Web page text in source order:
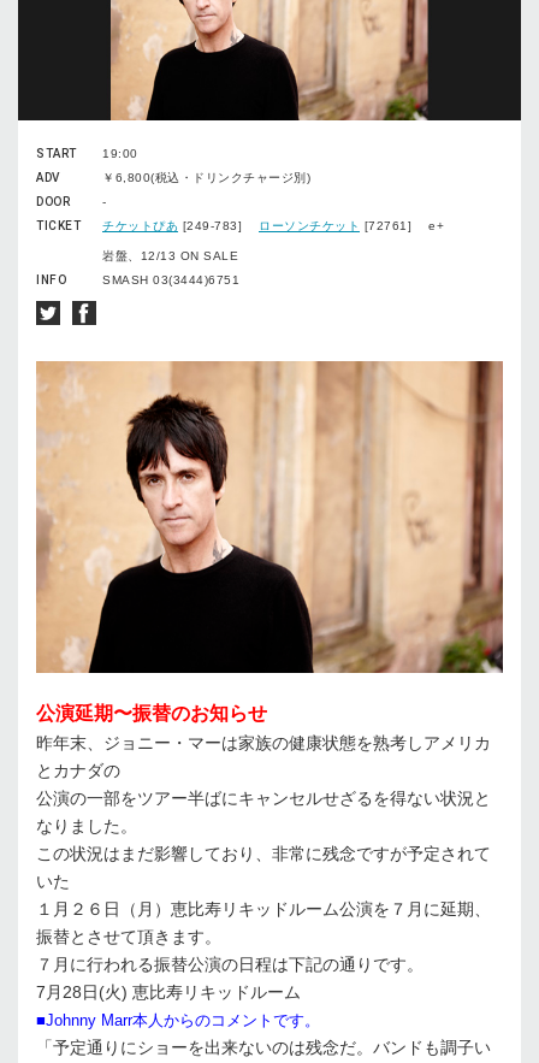
START
19:00
ADV
￥6,800(税込・ドリンクチャージ別)
DOOR
-
TICKET
チケットぴあ [249-783] ローソンチケット [72761] e+
岩盤、12/13 ON SALE
INFO
SMASH 03(3444)6751
公演延期〜振替のお知らせ
昨年末、ジョニー・マーは家族の健康状態を熟考しアメリカ
とカナダの
公演の一部をツアー半ばにキャンセルせざるを得ない状況と
なりました。
この状況はまだ影響しており、非常に残念ですが予定されて
いた
１月２６日（月）恵比寿リキッドルーム公演を７月に延期、
振替とさせて頂きます。
７月に行われる振替公演の日程は下記の通りです。
7月28日(火) 恵比寿リキッドルーム
■Johnny Marr本人からのコメントです。
「予定通りにショーを出来ないのは残念だ。バンドも調子い